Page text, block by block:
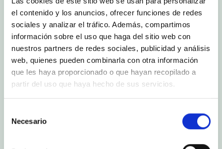
el contenido y los anuncios, ofrecer funciones de redes
sociales y analizar el tráfico. Además, compartimos
información sobre el uso que haga del sitio web con
nuestros partners de redes sociales, publicidad y análisis
web, quienes pueden combinarla con otra información
que les haya proporcionado o que hayan recopilado a
partir del uso que haya hecho de sus servicios.
Necesario